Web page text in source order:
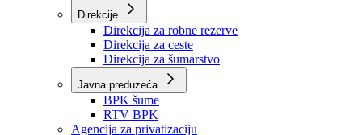
Kantonalna uprava za inspekcijske poslove
Kantonalna uprava civilne zaštite
Direkcije
Direkcija za robne rezerve
Direkcija za ceste
Direkcija za šumarstvo
Javna preduzeća